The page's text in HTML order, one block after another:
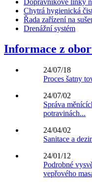
Chytrá hygienická
Řada zařízení na
Drenážní systém
Informace z
24/07/18
Proces šatny
24/07/02
Správa
potravinách...
24/04/02
Sanitace a
24/01/12
Podrobné
vepřového